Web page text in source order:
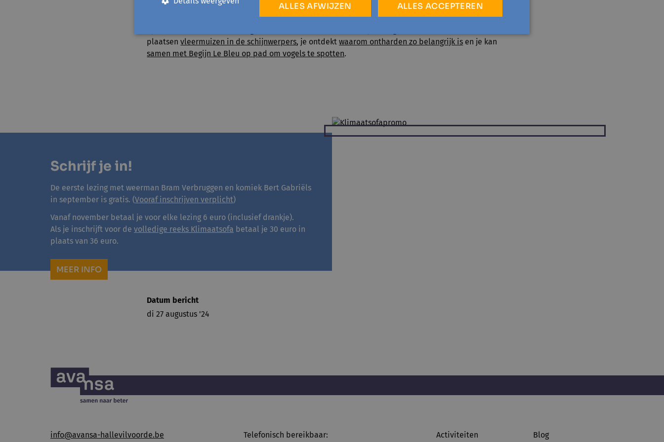
Ook in 2025 gaat de Klimaatsofa verder. Voormalig Vlaams bouwmeesterLeo Van Broeckgaat dieper in
plaatsenvleermuizen in de schijnwerpers, je ontdektwaarom ontharden zo belangrijk is en je kan
samen met Begijn Le Bleu op pad om vogels te spotten.
Schrijf je in!
De eerste lezing met weerman Bram Verbruggen en komiek Bert Gabriëls
in september is gratis. (Vooraf inschrijven verplicht)
Vanaf november betaal je voor elke lezing 6 euro (inclusief drankje).
Als je inschrijft voor de volledige reeks Klimaatsofa betaal je 30 euro in
plaats van 36 euro.
MEER INFO
Datum bericht
di 27 augustus '24
info@avansa-hallevilvoorde.be Telefonisch bereikbaar: Activiteiten Blog
ALLES ACCEPTEREN
ALLES AFWIJZEN